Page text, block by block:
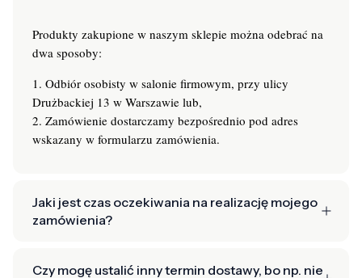
Produkty zakupione w naszym sklepie można odebrać na
dwa sposoby:
1. Odbiór osobisty w salonie firmowym, przy ulicy
Drużbackiej 13 w Warszawie lub,
2. Zamówienie dostarczamy bezpośrednio pod adres
wskazany w formularzu zamówienia.
Jaki jest czas oczekiwania na realizację mojego
zamówienia?
Czy mogę ustalić inny termin dostawy, bo np. nie